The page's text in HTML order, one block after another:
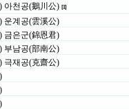
아천공(鵝川公) [1]
운계공(雲溪公)
금은군(錦恩君)
부남공(部南公)
극재공(克齋公)